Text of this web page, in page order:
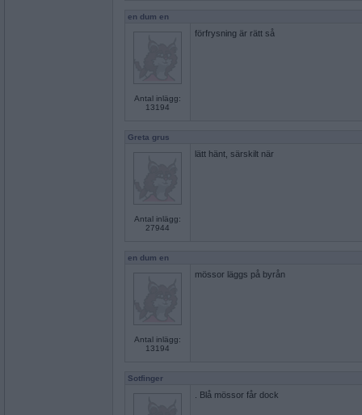
en dum en
Antal inlägg:
13194
förfrysning är rätt så
Greta grus
Antal inlägg:
27944
lätt hänt, särskilt när
en dum en
Antal inlägg:
13194
mössor läggs på byrån
Sotfinger
. Blå mössor får dock